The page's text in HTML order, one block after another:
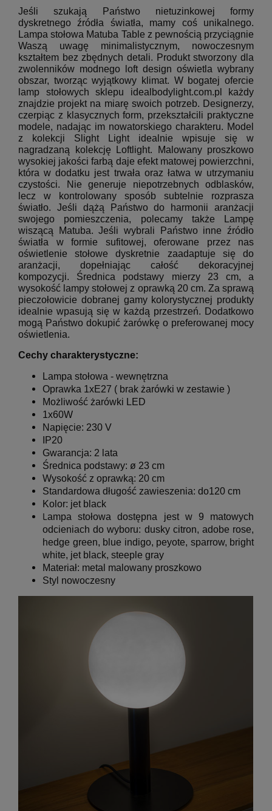
Jeśli szukają Państwo nietuzinkowej formy
dyskretnego źródła światła, mamy coś unikalnego.
Lampa stołowa Matuba Table z pewnością przyciągnie
Waszą uwagę minimalistycznym, nowoczesnym
kształtem bez zbędnych detali. Produkt stworzony dla
zwolenników modnego loft design oświetla wybrany
obszar, tworząc wyjątkowy klimat. W bogatej ofercie
lamp stołowych sklepu idealbodylight.com.pl każdy
znajdzie projekt na miarę swoich potrzeb. Designerzy,
czerpiąc z klasycznych form, przekształcili praktyczne
modele, nadając im nowatorskiego charakteru. Model
z kolekcji Slight Light idealnie wpisuje się w
nagradzaną kolekcję Loftlight. Malowany proszkowo
wysokiej jakości farbą daje efekt matowej powierzchni,
która w dodatku jest trwała oraz łatwa w utrzymaniu
czystości. Nie generuje niepotrzebnych odblasków,
lecz w kontrolowany sposób subtelnie rozprasza
światło. Jeśli dążą Państwo do harmonii aranżacji
swojego pomieszczenia, polecamy także Lampę
wiszącą Matuba. Jeśli wybrali Państwo inne źródło
światła w formie sufitowej, oferowane przez nas
oświetlenie stołowe dyskretnie zaadaptuje się do
aranżacji, dopełniając całość dekoracyjnej
kompozycji. Średnica podstawy mierzy 23 cm, a
wysokość lampy stołowej z oprawką 20 cm. Za sprawą
pieczołowicie dobranej gamy kolorystycznej produkty
idealnie wpasują się w każdą przestrzeń. Dodatkowo
mogą Państwo dokupić żarówkę o preferowanej mocy
oświetlenia.
Cechy charakterystyczne:
Lampa stołowa - wewnętrzna
Oprawka 1xE27 ( brak żarówki w zestawie )
Możliwość żarówki LED
1x60W
Napięcie: 230 V
IP20
Gwarancja: 2 lata
Średnica podstawy: ø 23 cm
Wysokość z oprawką: 20 cm
Standardowa długość zawieszenia: do120 cm
Kolor: jet black
L ampa stołowa dostępna jest w 9 matowych
odcieniach do wyboru: dusky citron, adobe rose,
hedge green, blue indigo, peyote, sparrow, bright
white, jet black, steeple gray
Materiał: metal malowany proszkowo
Styl nowoczesny